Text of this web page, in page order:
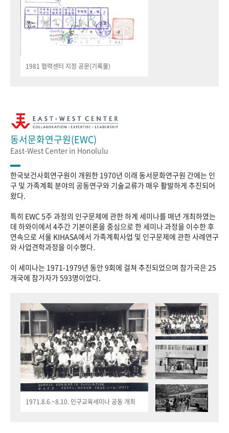
1981 협력센터 지정 공문(기록물)
동서문화연구원(EWC)
East-West Center in Honolulu
한국보건사회연구원이 개원한 1970년 이래 동서문화연구원 간에는 인
구 및 가족계획 분야의 공동연구와 기술교류가 매우 활발하게 추진되어
왔다.
특히 EWC 5주 과정의 인구문제에 관한 하계 세미나를 매년 개최하였는
데 하와이에서 4주간 기본이론을 중심으로 한 세미나 과정을 이수한 후
연속으로 서울 KIHASA에서 가족계획사업 및 인구문제에 관한 사례연구
와 사업견학과정을 이수했다.
이 세미나는 1971-1979년 동안 9회에 걸쳐 추진되었으며 참가국은 25
개국에 참가자가 593명이었다.
1971.8.6.~8.10. 인구교육세미나 공동 개최